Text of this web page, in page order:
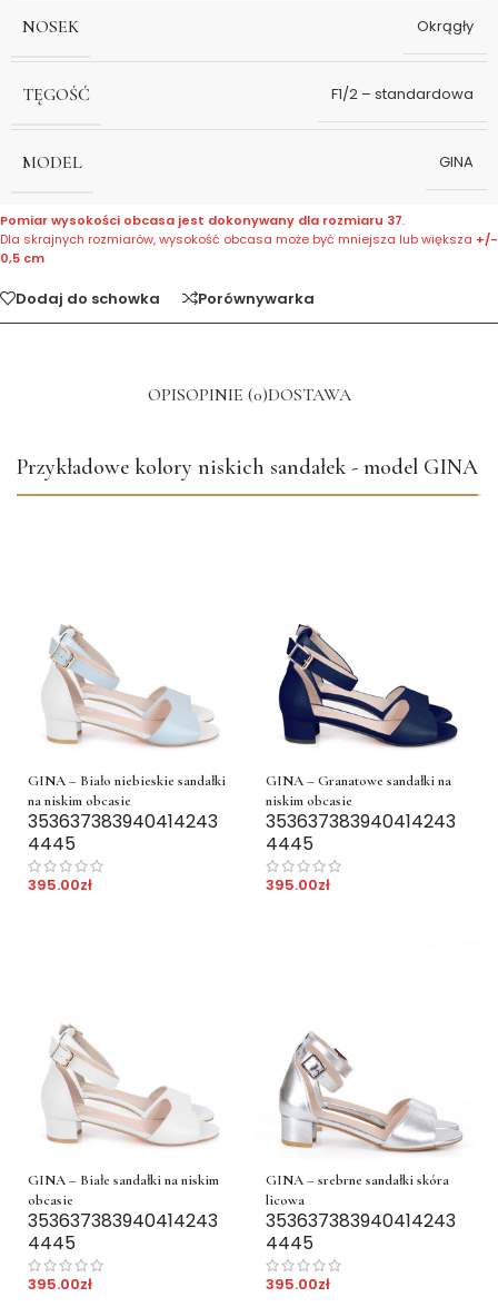
NOSEK Okrągły
TĘGOŚĆ F1/2 – standardowa
MODEL GINA
Pomiar wysokości obcasa jest dokonywany dla rozmiaru 37.
Dla skrajnych rozmiarów, wysokość obcasa może być mniejsza lub większa +/-
0,5 cm
Dodaj do schowka Porównywarka
OPISOPINIE (0)DOSTAWA
Przykładowe kolory niskich sandałek - model GINA
GINA – Biało niebieskie sandałki
na niskim obcasie
353637383940414243
4445
395.00zł
GINA – Granatowe sandałki na
niskim obcasie
353637383940414243
4445
395.00zł
GINA – Białe sandałki na niskim
obcasie
353637383940414243
4445
395.00zł
GINA – srebrne sandałki skóra
licowa
353637383940414243
4445
395.00zł